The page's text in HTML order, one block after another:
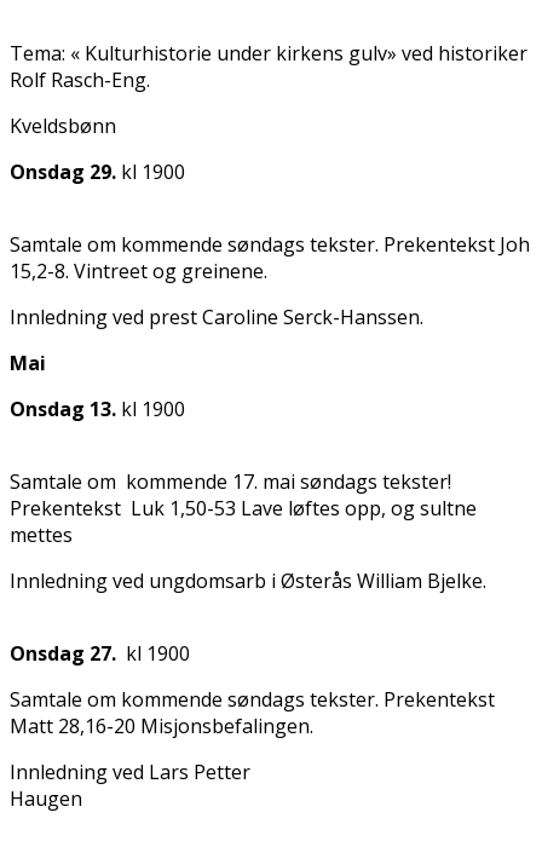
Tema: « Kulturhistorie under kirkens gulv» ved historiker
Rolf Rasch-Eng.
Kveldsbønn
Onsdag 29. kl 1900
Samtale om kommende søndags tekster. Prekentekst Joh
15,2-8. Vintreet og greinene.
Innledning ved prest Caroline Serck-Hanssen.
Mai
Onsdag 13. kl 1900
Samtale om kommende 17. mai søndags tekster!
Prekentekst Luk 1,50-53 Lave løftes opp, og sultne
mettes
Innledning ved ungdomsarb i Østerås William Bjelke.
Onsdag 27. kl 1900
Samtale om kommende søndags tekster. Prekentekst
Matt 28,16-20 Misjonsbefalingen.
Innledning ved Lars Petter
Haugen